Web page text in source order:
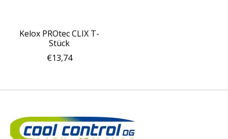
Kelox PROtec CLIX T-
Stück
€13,74